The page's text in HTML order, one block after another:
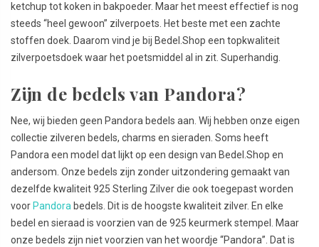
ketchup tot koken in bakpoeder. Maar het meest effectief is nog
steeds “heel gewoon” zilverpoets. Het beste met een zachte
stoffen doek. Daarom vind je bij Bedel.Shop een topkwaliteit
zilverpoetsdoek waar het poetsmiddel al in zit. Superhandig.
Zijn de bedels van Pandora?
Nee, wij bieden geen Pandora bedels aan. Wij hebben onze eigen
collectie zilveren bedels, charms en sieraden. Soms heeft
Pandora een model dat lijkt op een design van Bedel.Shop en
andersom. Onze bedels zijn zonder uitzondering gemaakt van
dezelfde kwaliteit 925 Sterling Zilver die ook toegepast worden
voor Pandora bedels. Dit is de hoogste kwaliteit zilver. En elke
bedel en sieraad is voorzien van de 925 keurmerk stempel. Maar
onze bedels zijn niet voorzien van het woordje “Pandora”. Dat is